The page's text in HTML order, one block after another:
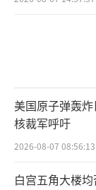
美国原子弹轰
核裁军呼吁
2026-08-07 08:56:13
白宫五角大楼